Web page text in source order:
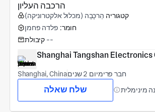
הרכבה העליון
קטגוריה הַרכָּבָה (מכלול אלקטרוניקה)
חומר: פלדה פחמן
קיבולת --
Shanghai Tangshan Electronics
Shanghai, China חבר פרימיום 2 שנים
שלח שאלה